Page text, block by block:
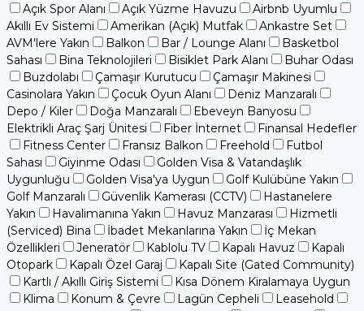
Açık Spor Alanı
Açık Yüzme Havuzu
Airbnb Uyumlu
Akıllı Ev Sistemi
Amerikan (Açık) Mutfak
Ankastre Set
AVM'lere Yakın
Balkon Bar / Lounge Alanı
Basketbol
Sahası
Bina Teknolojileri Bisiklet Park Alanı
Buhar Odası
Buzdolabı
Çamaşır Kurutucu
Çamaşır Makinesi
Casinolara Yakın
Çocuk Oyun Alanı
Deniz Manzaralı
Depo / Kiler
Doğa Manzaralı
Ebeveyn Banyosu
Elektrikli Araç Şarj Ünitesi
Fiber İnternet
Finansal Hedefler
Fitness Center
Fransız Balkon Freehold
Futbol
Sahası
Giyinme Odası
Golden Visa & Vatandaşlık
Uygunluğu
Golden Visa'ya Uygun
Golf Kulübüne Yakın
Golf Manzaralı
Güvenlik Kamerası (CCTV)
Hastanelere
Yakın
Havalimanına Yakın Havuz Manzarası
Hizmetli
(Serviced) Bina
İbadet Mekanlarına Yakın
İç Mekan
Özellikleri
Jeneratör Kablolu TV Kapalı Havuz
Kapalı
Otopark
Kapalı Özel Garaj
Kapalı Site (Gated Community)
Kartlı / Akıllı Giriş Sistemi
Kısa Dönem Kiralamaya Uygun
Klima
Konum & Çevre Lagün Cepheli
Leasehold